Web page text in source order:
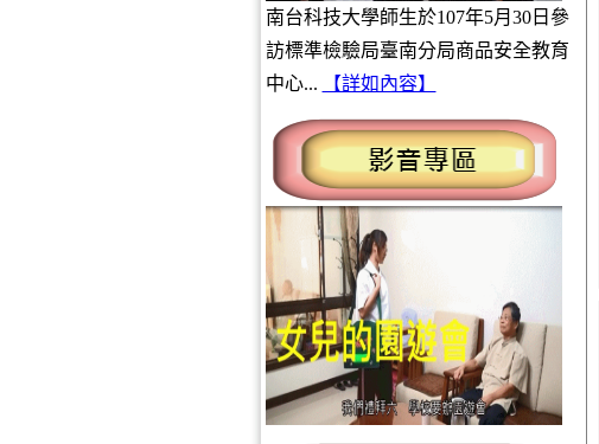
南台科技大學師生於107年5月30日參
訪標準檢驗局臺南分局商品安全教育
中心...
【詳如內容】